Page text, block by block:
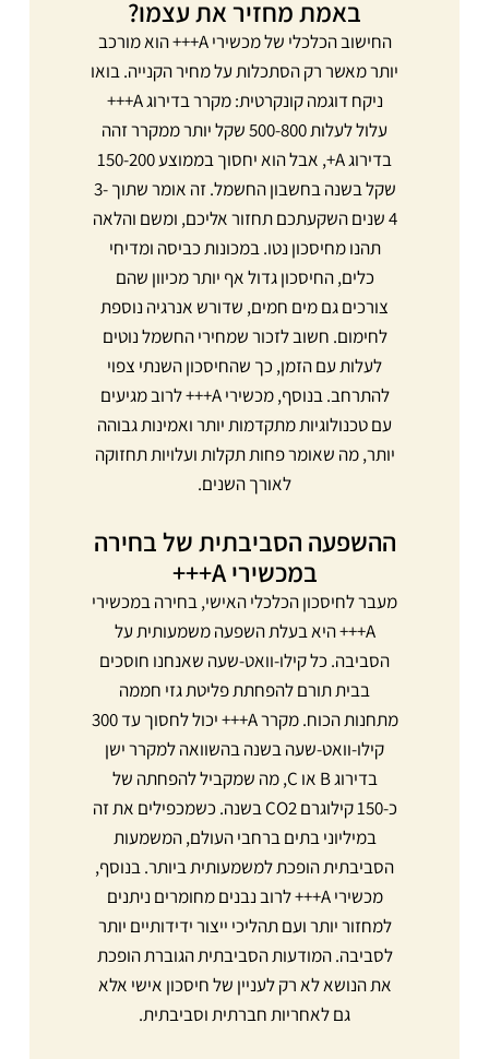
באמת מחזיר את עצמו?
החישוב הכלכלי של מכשירי A+++ הוא מורכב
יותר מאשר רק הסתכלות על מחיר הקנייה. בואו
ניקח דוגמה קונקרטית: מקרר בדירוג A+++
עלול לעלות 500-800 שקל יותר ממקרר זהה
בדירוג A+, אבל הוא יחסוך בממוצע 150-200
שקל בשנה בחשבון החשמל. זה אומר שתוך 3-
4 שנים השקעתכם תחזור אליכם, ומשם והלאה
תהנו מחיסכון נטו. במכונות כביסה ומדיחי
כלים, החיסכון גדול אף יותר מכיוון שהם
צורכים גם מים חמים, שדורש אנרגיה נוספת
לחימום. חשוב לזכור שמחירי החשמל נוטים
לעלות עם הזמן, כך שהחיסכון השנתי צפוי
להתרחב. בנוסף, מכשירי A+++ לרוב מגיעים
עם טכנולוגיות מתקדמות יותר ואמינות גבוהה
יותר, מה שאומר פחות תקלות ועלויות תחזוקה
לאורך השנים.
ההשפעה הסביבתית של בחירה
במכשירי A+++
מעבר לחיסכון הכלכלי האישי, בחירה במכשירי
A+++ היא בעלת השפעה משמעותית על
הסביבה. כל קילו-וואט-שעה שאנחנו חוסכים
בבית תורם להפחתת פליטת גזי חממה
מתחנות הכוח. מקרר A+++ יכול לחסוך עד 300
קילו-וואט-שעה בשנה בהשוואה למקרר ישן
בדירוג B או C, מה שמקביל להפחתה של
כ-150 קילוגרם CO2 בשנה. כשמכפילים את זה
במיליוני בתים ברחבי העולם, המשמעות
הסביבתית הופכת למשמעותית ביותר. בנוסף,
מכשירי A+++ לרוב נבנים מחומרים ניתנים
למחזור יותר ועם תהליכי ייצור ידידותיים יותר
לסביבה. המודעות הסביבתית הגוברת הופכת
את הנושא לא רק לעניין של חיסכון אישי אלא
גם לאחריות חברתית וסביבתית.